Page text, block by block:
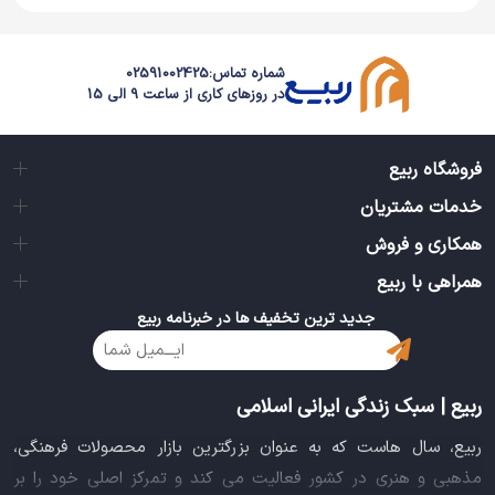
لباس محلی و چفیه سفید «الغتره» و «عقال» رژه می‌روند.
این چنین به نظر می‌رسد که چفیه در بین جوانان به نماد
حرکت‌های جنبشی تبديل شده است. مثلاً در کشورهای عربی
چفیه را بر سر و گردن جوانان مصر، تونس، شیعیان بحرین و
دیگر کشورها دیده‌ایم. در میان این کشورها فلسطین نماد
مقاوت کشورهای اسلامی چفیه را فراوان استفاده می‌کند.
نام‌های دیگر کوفیه (چفیه)
چفیه با نام‌های الغتره، الشماغ، حطه و مشده نیز شناخته
می‌شود. برخی از ترک‌ها معتقدند کلمه «شماغ» برگرفته از کلمه
ترکی (YASMAK) «یاسماک» به معنای چیز‌ بسته شده، گرفته
شده است. این در حالی است که عرب‌ها قبل از هم‌جواری با
ترک‌ها از چفیه استفاده می‌کردند. در برخی کشورهای شمال
شماره تماس:02591002425
در روزهای کاری از ساعت 9 الی 15
فروشگاه ربیع
خدمات مشتریان
همکاری و فروش
همراهی با ربیع
جدید ترین تخفیف ها در خبرنامه ربیع
ربیع | سبک زندگی ایرانی اسلامی
ربیع، سال هاست که به عنوان بزرگترین بازار محصولات فرهنگی،
مذهبی و هنری در کشور فعالیت می کند و تمرکز اصلی خود را بر